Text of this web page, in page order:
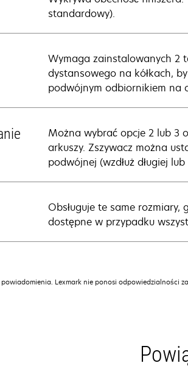
standardowy).
Wymaga zainstalowanych 2
dystansowego na kółkach,
podwójnym odbiornikiem na
Można wybrać opcje 2 lub 3
arkuszy. Zszywacz można
podwójnej (wzdłuż długiej
Obsługuje te same
dostępne w przypadku
Lexmark nie ponosi odpowiedzialności